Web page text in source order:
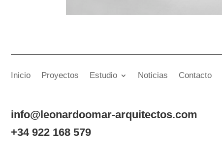
Inicio Proyectos Estudio Noticias Contacto
info@leonardoomar-arquitectos.com
+34 922 168 579